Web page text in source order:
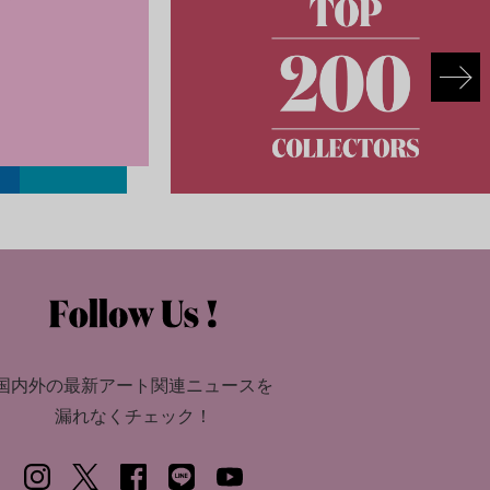
内外の最新アート関連ニュースを
漏れなくチェック！